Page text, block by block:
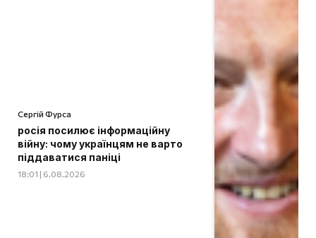
Сергій Фурса
росія посилює інформаційну
війну: чому українцям не варто
піддаватися паніці
18:01 | 6.08.2026